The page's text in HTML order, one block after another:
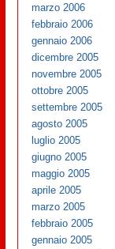
marzo 2006
febbraio 2006
gennaio 2006
dicembre 2005
novembre 2005
ottobre 2005
settembre 2005
agosto 2005
luglio 2005
giugno 2005
maggio 2005
aprile 2005
marzo 2005
febbraio 2005
gennaio 2005